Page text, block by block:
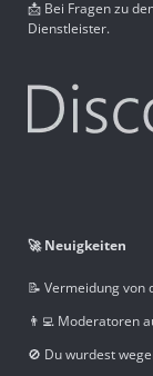
📩 Bei Fragen zu
Dienstleister.
🚀 Neuigkeiten
📝 Vermeidung von
👨‍💻 Moderatoren
🚫 Du wurdest